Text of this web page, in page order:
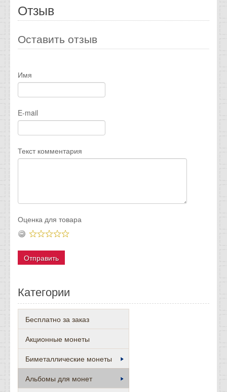
Отзыв
Оставить отзыв
Имя
E-mail
Текст комментария
Оценка для товара
Категории
Бесплатно за заказ
Акционные монеты
Биметаллические монеты
Альбомы для монет